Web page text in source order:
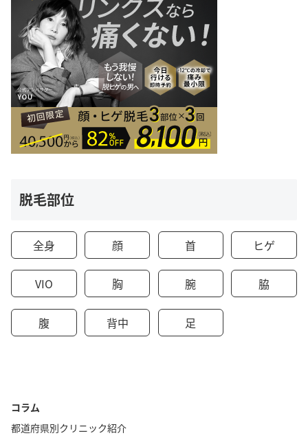
脱毛部位
全身 顔 首 ヒゲ
VIO 胸 腕 脇
腹 背中 足
コラム
都道府県別クリニック紹介